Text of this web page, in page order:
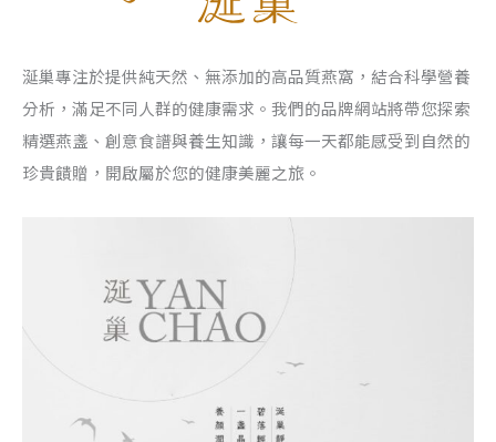
涎巢專注於提供純天然、無添加的高品質燕窩，結合科學營養
分析，滿足不同人群的健康需求。我們的品牌網站將帶您探索
精選燕盞、創意食譜與養生知識，讓每一天都能感受到自然的
珍貴饋贈，開啟屬於您的健康美麗之旅。